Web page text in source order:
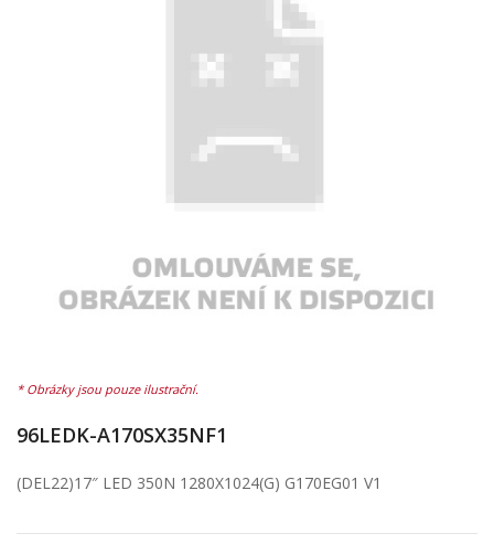
96LEDK-A170SX35NF1
(DEL22)17″ LED 350N 1280X1024(G) G170EG01 V1